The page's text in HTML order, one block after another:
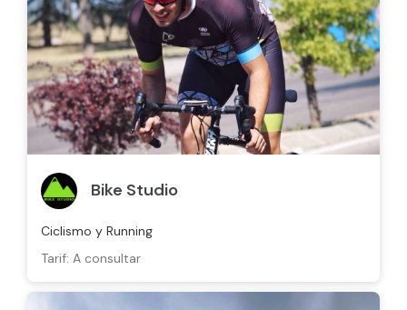
Bike Studio
Ciclismo y Running
Tarif: A consultar